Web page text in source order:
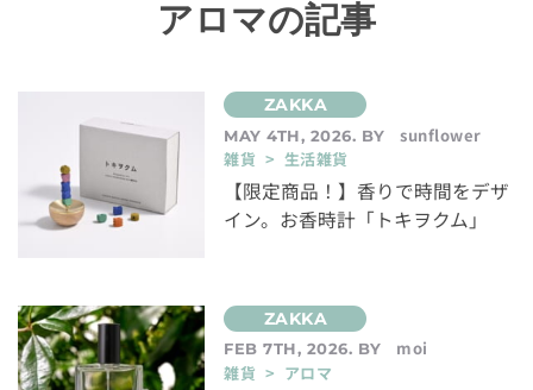
アロマの記事
MAY 4TH, 2026. BY
sunflower
雑貨 > 生活雑貨
【限定商品！】香りで時間をデザ
イン。お香時計「トキヲクム」
FEB 7TH, 2026. BY
moi
雑貨 > アロマ